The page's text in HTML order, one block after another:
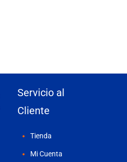
Servicio al
Cliente
Tienda
Mi Cuenta